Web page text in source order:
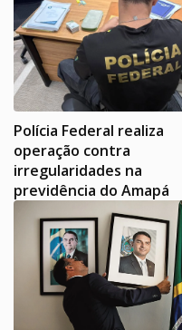
Polícia Federal realiza
operação contra
irregularidades na
previdência do Amapá